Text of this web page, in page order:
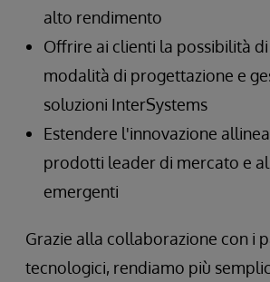
alto rendimento
Offrire ai clienti la possibilità
modalità di progettazione e
soluzioni InterSystems
Estendere l'innovazione
prodotti leader di mercato e
emergenti
Grazie alla collaborazione con i
tecnologici, rendiamo più